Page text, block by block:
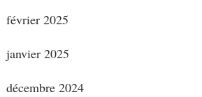
février 2025
janvier 2025
décembre 2024